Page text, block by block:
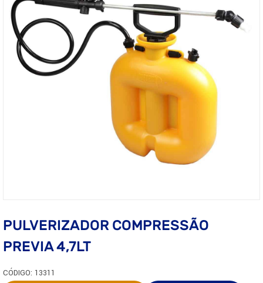
PULVERIZADOR COMPRESSÃO
PREVIA 4,7LT
CÓDIGO: 13311